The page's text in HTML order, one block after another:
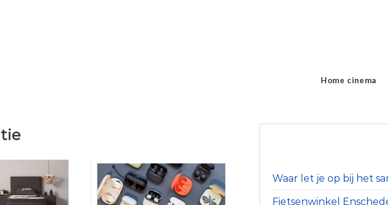
Home cinema
Waar let je op bij het
Fietsenwinkel